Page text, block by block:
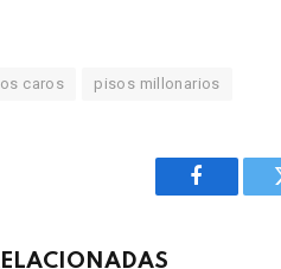
caros pisos millonarios
Facebook